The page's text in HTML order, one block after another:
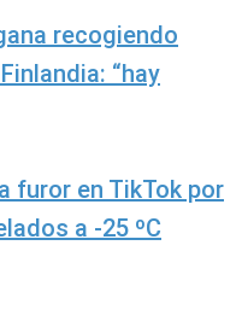
recogiendo
“hay
furor en TikTok por
a -25 ºC